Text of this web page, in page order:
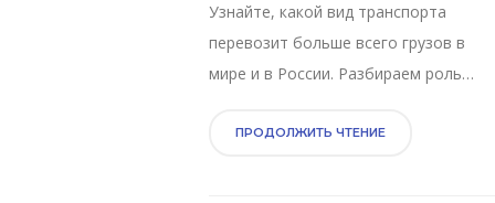
малотоннажных авто
Узнайте, какой вид транспорта
перевозит больше всего грузов в
мире и в России. Разбираем роль
Газель, в современной логистике и
ПРОДОЛЖИТЬ ЧТЕНИЕ